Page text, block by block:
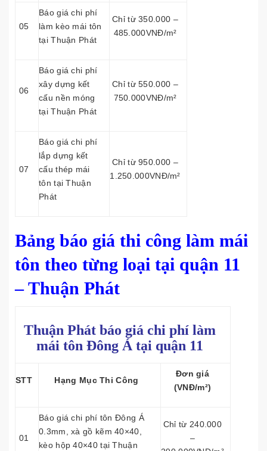
05
Báo giá chi phí
làm kèo mái tôn
tại Thuận Phát
Chỉ từ 350.000 –
485.000VNĐ/m²
06
Báo giá chi phí
xây dựng kết
cấu nền móng
tại Thuận Phát
Chỉ từ 550.000 –
750.000VNĐ/m²
07
Báo giá chi phí
lắp dựng kết
cấu thép mái
tôn tại Thuận
Phát
Chỉ từ 950.000 –
1.250.000VNĐ/m²
Bảng báo giá thi công làm mái
tôn theo từng loại tại quận 11
– Thuận Phát
Thuận Phát báo giá chi phí làm
mái tôn Đông Á tại quận 11
STT Hạng Mục Thi Công
Đơn giá
(VNĐ/m²)
01
Báo giá chi phí tôn Đông Á
0.3mm, xà gồ kẽm 40×40,
kèo hộp 40×40 tại Thuận
Chỉ từ 240.000
–